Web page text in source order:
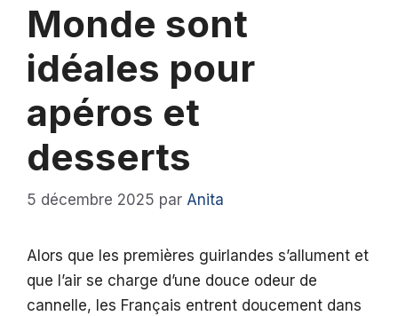
Monde sont
idéales pour
apéros et
desserts
5 décembre 2025 par Anita
Alors que les premières guirlandes s’allument et
que l’air se charge d’une douce odeur de
cannelle, les Français entrent doucement dans